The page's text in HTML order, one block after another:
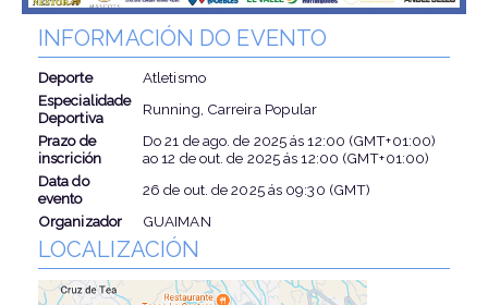
INFORMACIÓN DO EVENTO
Deporte
Atletismo
Especialidade
Deportiva
Running, Carreira Popular
Prazo de
inscrición
Do21 de ago. de 2025ás12:00 (GMT+01:00)
ao12 de out. de 2025ás12:00 (GMT+01:00)
Data do
evento
26 de out. de 2025ás 09:30 (GMT)
Organizador
GUAIMAN
LOCALIZACIÓN